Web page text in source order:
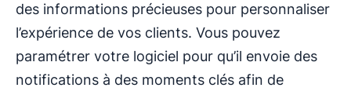
des informations précieuses pour personnaliser
l’expérience de vos clients. Vous pouvez
paramétrer votre logiciel pour qu’il envoie des
notifications à des moments clés afin de